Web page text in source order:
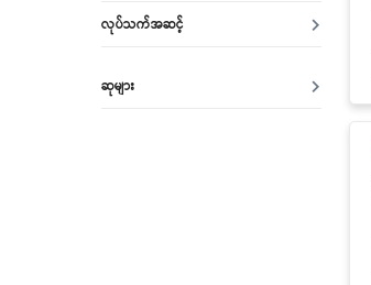
လုပ်သက်အဆင့်
ဆုများ